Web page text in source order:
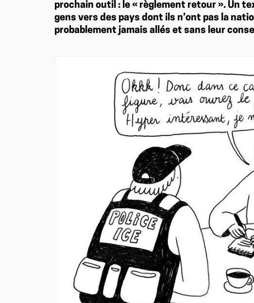
prochain outil : le « règlement retour ». Un
gens vers des pays dont ils n’ont pas la
probablement jamais allés et sans leur